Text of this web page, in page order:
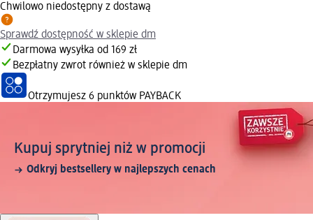
Chwilowo niedostępny z dostawą
Sprawdź dostępność w sklepie dm
Darmowa wysyłka od 169 zł
Bezpłatny zwrot również w sklepie dm
Otrzymujesz 6 punktów PAYBACK
Kupuj sprytniej niż w promocji
Odkryj bestsellery w najlepszych cenach